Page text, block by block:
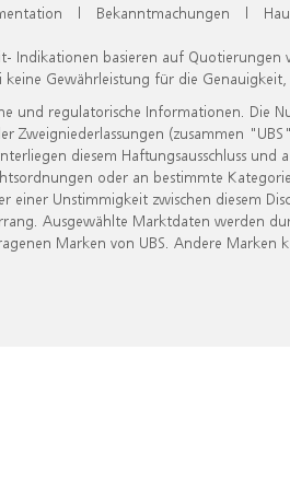
| Bekanntmachungen |
Indikationen basieren auf
Gewährleistung für die
und regulatorische Informationen. Die
Zweigniederlassungen (zusammen
diesem Haftungsausschluss
oder an bestimmte
einer Unstimmigkeit zwischen diesem
Ausgewählte Marktdaten werden
Marken von UBS. Andere Marken